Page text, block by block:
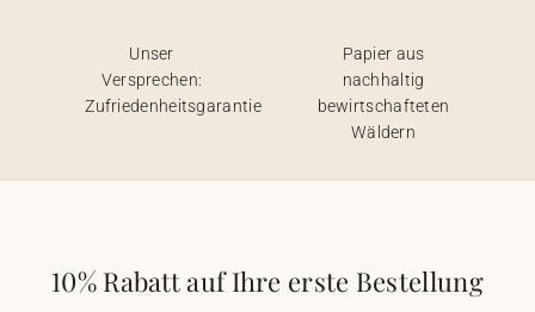
Unser
Versprechen:
Zufriedenheitsgarantie
Papier aus
nachhaltig
bewirtschafteten
Wäldern
10% Rabatt auf Ihre erste Bestellung